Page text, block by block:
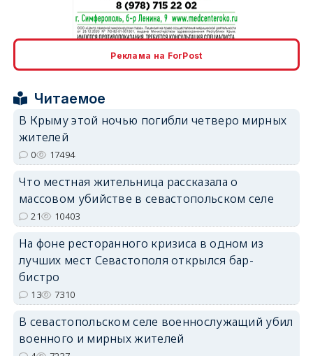
erid: 2SDnjcrDNw6
erid: 2SDnjdvhGXG
Реклама на ForPost
Читаемое
В Крыму этой ночью погибли четверо мирных
жителей
0 17494
Что местная жительница рассказала о
массовом убийстве в севастопольском селе
21 10403
На фоне ресторанного кризиса в одном из
лучших мест Севастополя открылся бар-
бистро
13 7310
В севастопольском селе военнослужащий убил
военного и мирных жителей